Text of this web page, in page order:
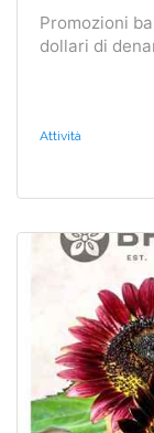
Promozioni
dollari di
Attività